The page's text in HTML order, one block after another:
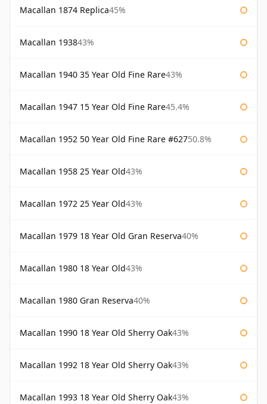
Macallan 1874 Replica45%
Macallan 193843%
Macallan 1940 35 Year Old Fine Rare43%
Macallan 1947 15 Year Old Fine Rare45.4%
Macallan 1952 50 Year Old Fine Rare #62750.8%
Macallan 1958 25 Year Old43%
Macallan 1972 25 Year Old43%
Macallan 1979 18 Year Old Gran Reserva40%
Macallan 1980 18 Year Old43%
Macallan 1980 Gran Reserva40%
Macallan 1990 18 Year Old Sherry Oak43%
Macallan 1992 18 Year Old Sherry Oak43%
Macallan 1993 18 Year Old Sherry Oak43%